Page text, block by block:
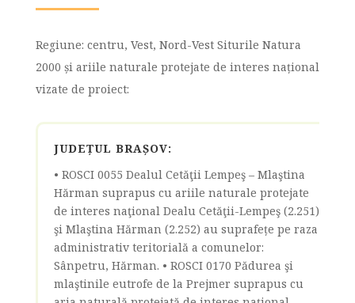
Regiune: centru, Vest, Nord-Vest Siturile Natura
2000 și ariile naturale protejate de interes național
vizate de proiect:
JUDEȚUL BRAȘOV:
• ROSCI 0055 Dealul Cetăţii Lempeş – Mlaştina
Hărman suprapus cu ariile naturale protejate
de interes naţional Dealu Cetăţii-Lempeş (2.251)
şi Mlaştina Hărman (2.252) au suprafețe pe raza
administrativ teritorială a comunelor:
Sânpetru, Hărman. • ROSCI 0170 Pădurea şi
mlaştinile eutrofe de la Prejmer suprapus cu